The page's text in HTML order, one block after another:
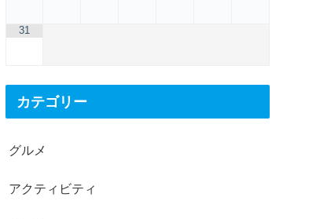
31
カテゴリー
グルメ
アクティビティ